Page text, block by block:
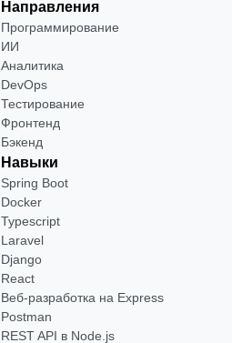
Направления
Программирование
ИИ
Аналитика
DevOps
Тестирование
Фронтенд
Бэкенд
Навыки
Spring Boot
Docker
Typescript
Laravel
Django
React
Веб-разработка на Express
Postman
REST API в Node.js